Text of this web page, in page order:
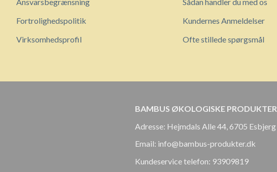
Fortrolighedspolitik
Virksomhedsprofil
Kundernes Anmeldelser
Ofte stillede spørgsmål
BAMBUS ØKOLOGISKE PRODUKTER
Adresse: Hejmdals Alle 44, 6705 Esbjerg
Email: info@bambus-produkter.dk
Kundeservice telefon: 93909819